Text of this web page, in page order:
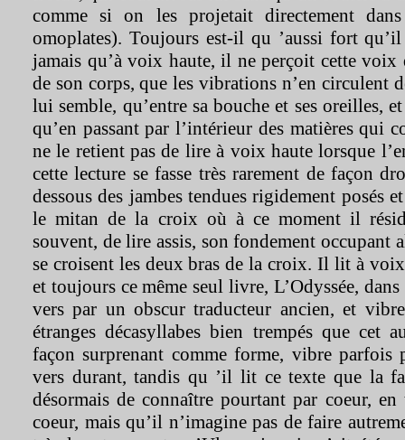
comme si on les projetait directement
omoplates). Toujours est-il qu ’aussi fort
jamais qu’à voix haute, il ne perçoit cette voix
de son corps, que les vibrations n’en circulent
lui semble, qu’entre sa bouche et ses oreilles,
qu’en passant par l’intérieur des matières qui
ne le retient pas de lire à voix haute lorsque
cette lecture se fasse très rarement de façon
dessous des jambes tendues rigidement posés
le mitan de la croix où à ce moment il
souvent, de lire assis, son fondement occupant
se croisent les deux bras de la croix. Il lit à
et toujours ce même seul livre, L’Odyssée,
vers par un obscur traducteur ancien, et
étranges décasyllabes bien trempés que cet
façon surprenant comme forme, vibre parfois
vers durant, tandis qu ’il lit ce texte que la
désormais de connaître pourtant par coeur,
coeur, mais qu’il n’imagine pas de faire